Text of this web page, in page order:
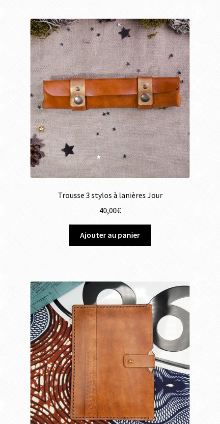
Trousse 3 stylos à lanières Jour
40,00€
Ajouter au panier